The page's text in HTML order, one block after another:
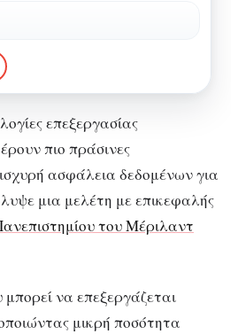
βιώσιμες και
επεξεργασίας
πιο πράσινες
ασφάλεια δεδομένων για
μια μελέτη με επικεφαλής
του Μέριλαντ
να επεξεργάζεται
μικρή ποσότητα